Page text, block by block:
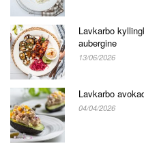
Lavkarbo
aubergine
13/06/2026
Lavkarbo
04/04/2026